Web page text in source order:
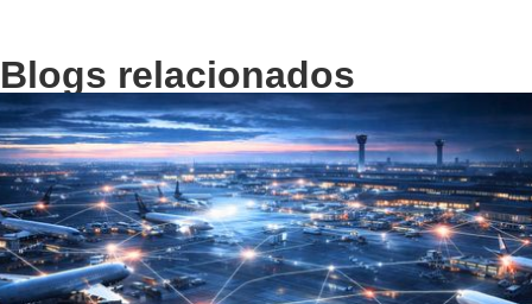
Blogs relacionados